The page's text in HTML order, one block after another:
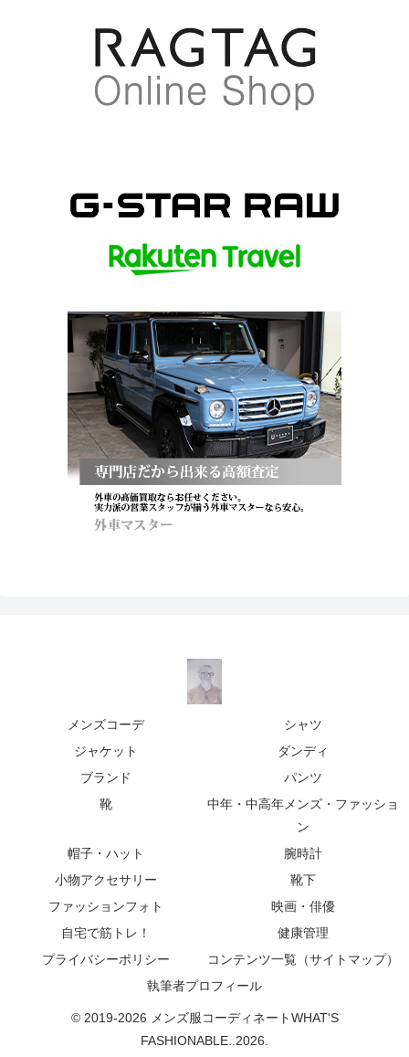
メンズコーデ
シャツ
ジャケット
ダンディ
ブランド
パンツ
靴
中年・中高年メンズ・ファッショ
ン
帽子・ハット
腕時計
小物アクセサリー
靴下
ファッションフォト
映画・俳優
自宅で筋トレ！
健康管理
プライバシーポリシー
コンテンツ一覧（サイトマップ）
執筆者プロフィール
© 2019-2026 メンズ服コーディネートWHAT'S
FASHIONABLE..2026.